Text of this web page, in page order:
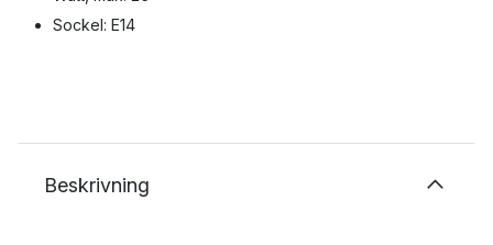
Sockel: E14
Beskrivning